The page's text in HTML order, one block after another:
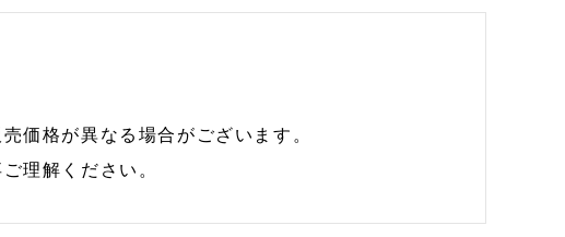
価格が異なる場合がございます。
理解ください。